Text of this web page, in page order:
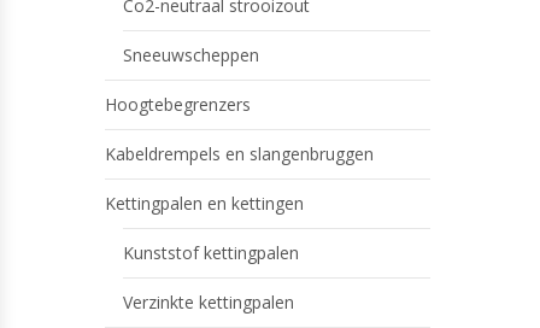
Co2-neutraal strooizout
Sneeuwscheppen
Hoogtebegrenzers
Kabeldrempels en slangenbruggen
Kettingpalen en kettingen
Kunststof kettingpalen
Verzinkte kettingpalen